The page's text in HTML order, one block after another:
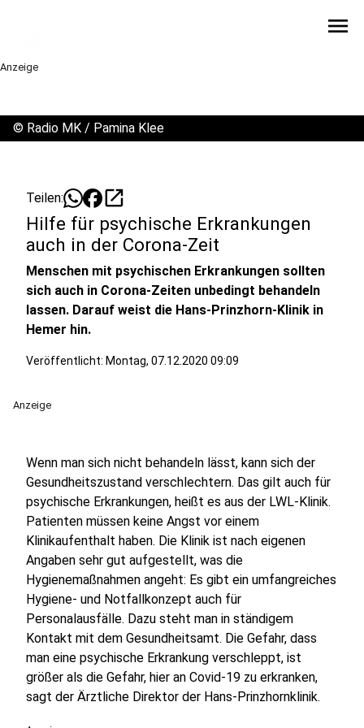
menu
Anzeige
© Radio MK / Pamina Klee
Teilen: open_in_new
Hilfe für psychische Erkrankungen
auch in der Corona-Zeit
Menschen mit psychischen Erkrankungen sollten
sich auch in Corona-Zeiten unbedingt behandeln
lassen. Darauf weist die Hans-Prinzhorn-Klinik in
Hemer hin.
Veröffentlicht: Montag, 07.12.2020 09:09
Anzeige
Wenn man sich nicht behandeln lässt, kann sich der
Gesundheitszustand verschlechtern. Das gilt auch für
psychische Erkrankungen, heißt es aus der LWL-Klinik.
Patienten müssen keine Angst vor einem
Klinikaufenthalt haben. Die Klinik ist nach eigenen
Angaben sehr gut aufgestellt, was die
Hygienemaßnahmen angeht: Es gibt ein umfangreiches
Hygiene- und Notfallkonzept auch für
Personalausfälle. Dazu steht man in ständigem
Kontakt mit dem Gesundheitsamt. Die Gefahr, dass
man eine psychische Erkrankung verschleppt, ist
größer als die Gefahr, hier an Covid-19 zu erkranken,
sagt der Ärztliche Direktor der Hans-Prinzhornklinik.